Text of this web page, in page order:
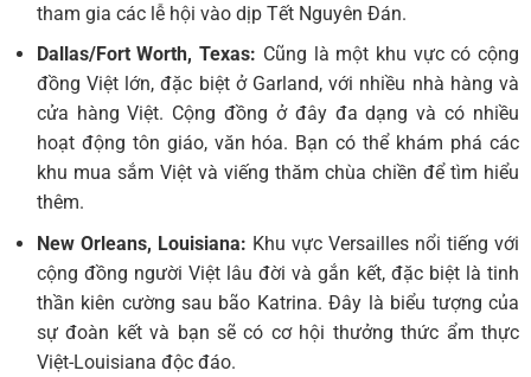
tham gia các lễ hội vào dịp Tết Nguyên Đán.
Dallas/Fort Worth, Texas: Cũng là một khu vực có cộng
đồng Việt lớn, đặc biệt ở Garland, với nhiều nhà hàng và
cửa hàng Việt. Cộng đồng ở đây đa dạng và có nhiều
hoạt động tôn giáo, văn hóa. Bạn có thể khám phá các
khu mua sắm Việt và viếng thăm chùa chiền để tìm hiểu
thêm.
New Orleans, Louisiana: Khu vực Versailles nổi tiếng với
cộng đồng người Việt lâu đời và gắn kết, đặc biệt là tinh
thần kiên cường sau bão Katrina. Đây là biểu tượng của
sự đoàn kết và bạn sẽ có cơ hội thưởng thức ẩm thực
Việt-Louisiana độc đáo.